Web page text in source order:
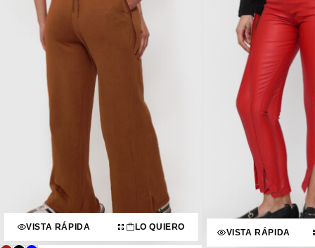
VISTA RÁPIDA LO QUIERO
VISTA RÁPIDA